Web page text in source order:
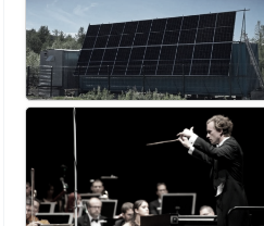
две семьи мигрантов
6
1GR 28 июля 2026, 18:25
М или Ж? Как раз и навсегда
род слова «тюль»?
2
SuperVal
28 июля 2026, 18:12
Сибирские траппы: что скрывается под
огромной частью России
Allarm 28 июля 2026, 17:36
Фекальная эпидемия в Тюмени